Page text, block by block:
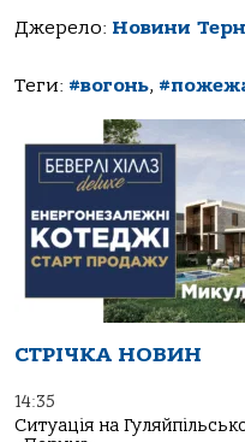
Джерело: Новини
Теги: #вогонь,
СТРІЧКА НОВИН
14:35
Ситуація на